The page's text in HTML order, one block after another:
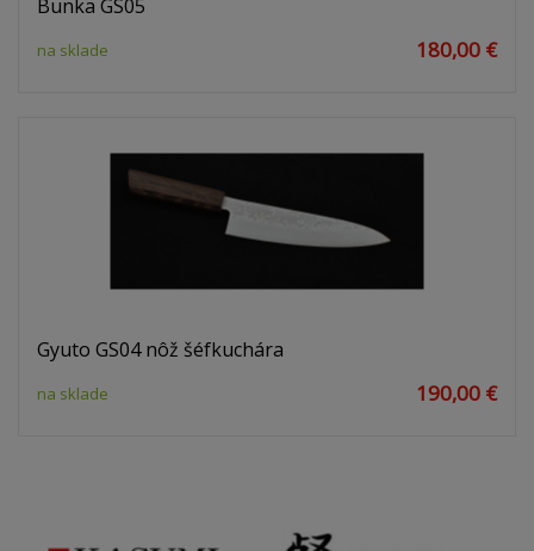
Bunka GS05
na sklade 180,00 €
Gyuto GS04 nôž šéfkuchára
na sklade 190,00 €